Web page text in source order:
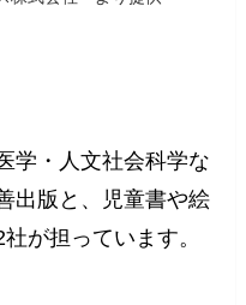
学・人文社会科学な
出版と、児童書や絵
が担っています。